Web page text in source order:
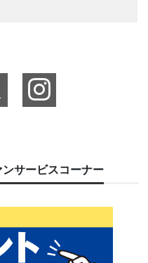
サービスコーナー